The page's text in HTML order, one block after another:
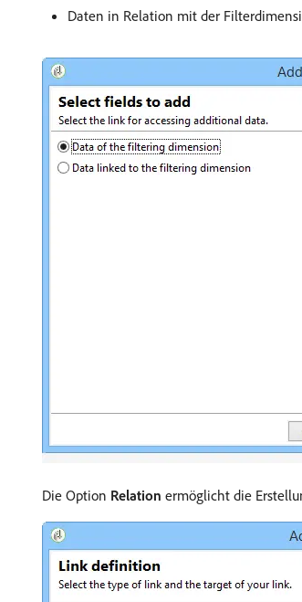
Daten in Relation mit der
Die Option Relation ermöglicht die